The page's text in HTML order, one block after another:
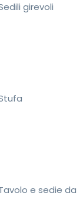
girevoli
e sedie da